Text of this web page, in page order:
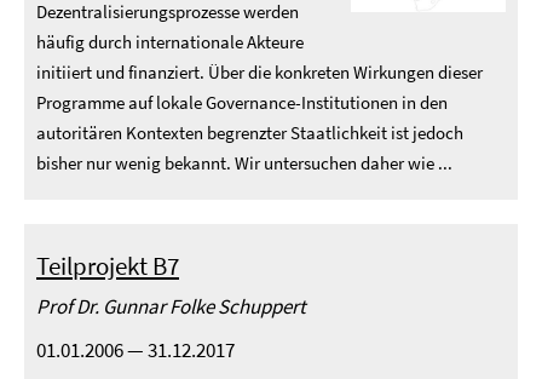
Dezentralisierungsprozesse werden
häufig durch internationale Akteure
initiiert und finanziert. Über die konkreten Wirkungen dieser
Programme auf lokale Governance-Institutionen in den
autoritären Kontexten begrenzter Staatlichkeit ist jedoch
bisher nur wenig bekannt. Wir untersuchen daher wie ...
Teilprojekt B7
Prof Dr. Gunnar Folke Schuppert
01.01.2006 — 31.12.2017